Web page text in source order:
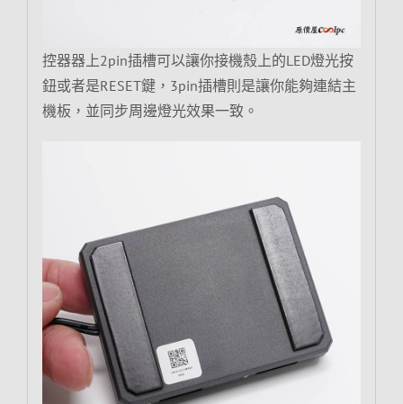
控器器上2pin插槽可以讓你接機殼上的LED燈光按
鈕或者是RESET鍵，3pin插槽則是讓你能夠連結主
機板，並同步周邊燈光效果一致。